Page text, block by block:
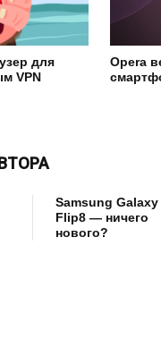
для
VPN
Opera
Samsung Galaxy
Flip8 — ничего
нового?